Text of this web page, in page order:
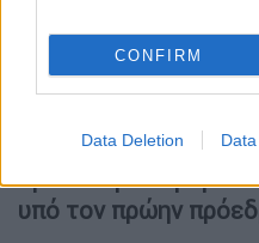
CONFIRM
Data Deletion
πρώτη φορά
το 2020,ήταν η
ΗΠΑ το 2016 και η
πρακτική άσκηση
υπό τον πρώην